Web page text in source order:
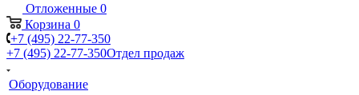
Отложенные 0
Корзина 0
+7 (495) 22-77-350
+7 (495) 22-77-350Отдел продаж
Оборудование